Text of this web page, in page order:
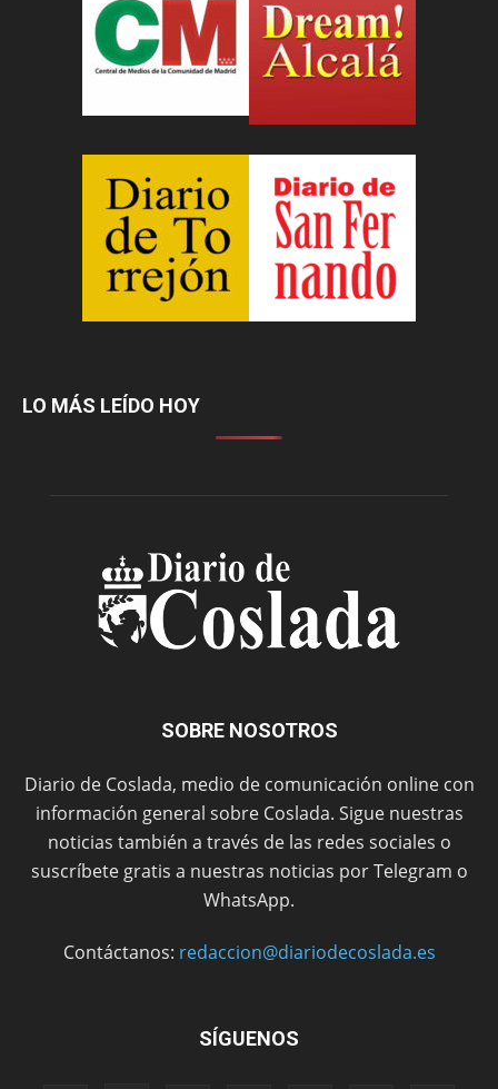
LO MÁS LEÍDO HOY
SOBRE NOSOTROS
Diario de Coslada, medio de comunicación online con
información general sobre Coslada. Sigue nuestras
noticias también a través de las redes sociales o
suscríbete gratis a nuestras noticias por Telegram o
WhatsApp.
Contáctanos: redaccion@diariodecoslada.es
SÍGUENOS